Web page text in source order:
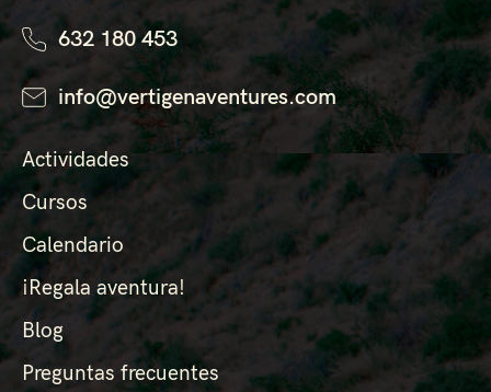
632 180 453
info@vertigenaventures.com
Actividades
Cursos
Calendario
¡Regala aventura!
Blog
Preguntas frecuentes